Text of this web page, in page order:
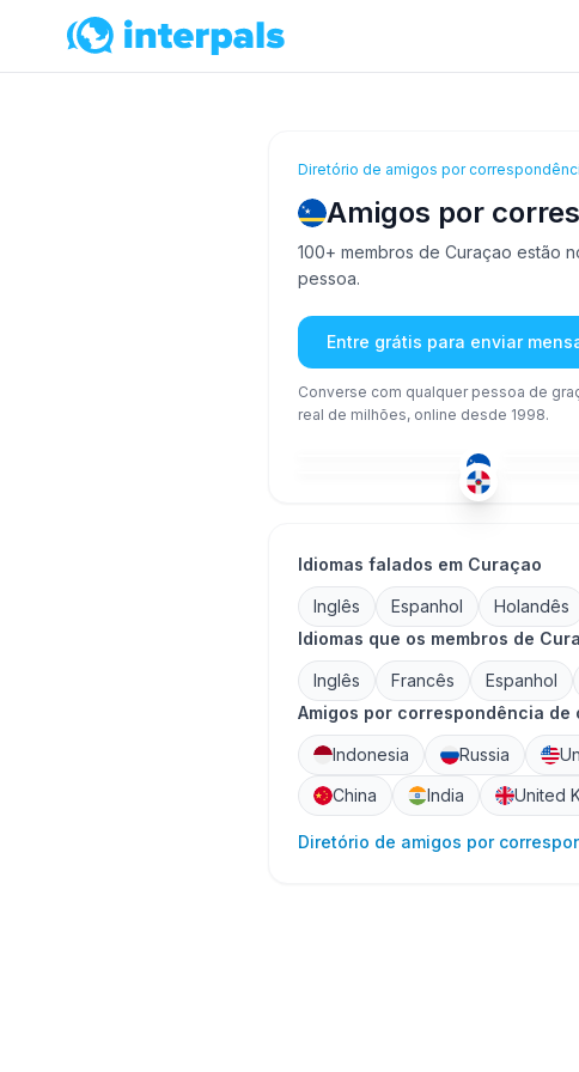
Diretório de amigos por
Amigos por
100+ membros de Curaçao estão
pessoa.
Entre grátis para enviar
Converse com qualquer pessoa de
real de milhões, online desde 1998.
ING +2 ESP
Idiomas falados em Curaçao
Inglês Espanhol Holandês
Idiomas que os membros de
Inglês Francês Espanhol
Amigos por correspondência de
Indonesia Russia
China
India United
Diretório de amigos por